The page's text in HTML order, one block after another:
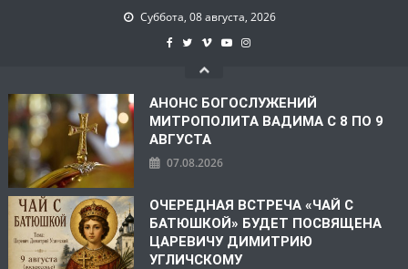
Суббота, 08 августа, 2026
АНОНС БОГОСЛУЖЕНИЙ
МИТРОПОЛИТА ВАДИМА С 8 ПО 9
АВГУСТА
07.08.2026
ОЧЕРЕДНАЯ ВСТРЕЧА «ЧАЙ С
БАТЮШКОЙ» БУДЕТ ПОСВЯЩЕНА
ЦАРЕВИЧУ ДИМИТРИЮ
УГЛИЧСКОМУ